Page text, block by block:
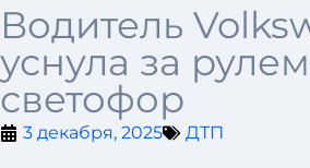
Водитель
уснула за
светофор
3 декабря, 2025 ДТП